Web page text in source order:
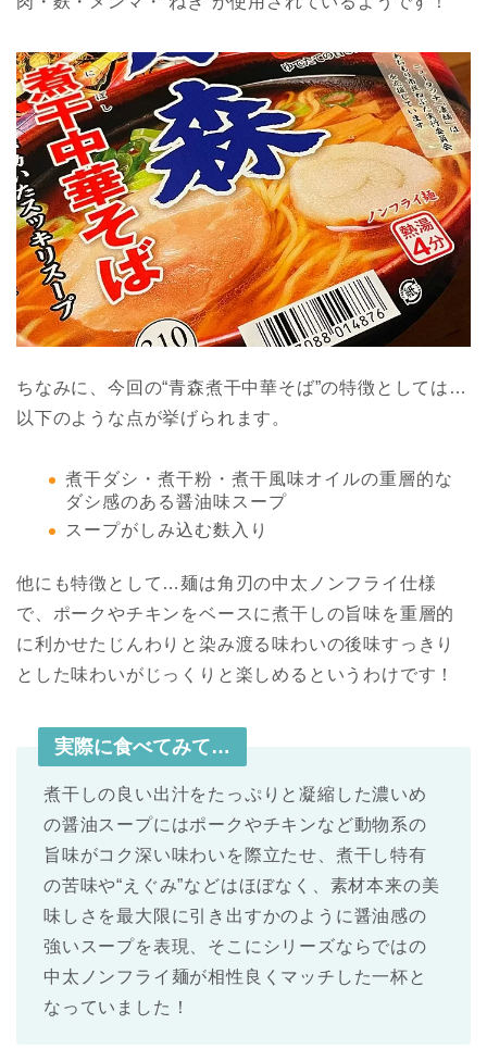
ちなみに、今回の“青森煮干中華そば”の特徴としては…
以下のような点が挙げられます。
煮干ダシ・煮干粉・煮干風味オイルの重層的な
ダシ感のある醤油味スープ
スープがしみ込む麩入り
他にも特徴として…麺は角刃の中太ノンフライ仕様
で、ポークやチキンをベースに煮干しの旨味を重層的
に利かせたじんわりと染み渡る味わいの後味すっきり
とした味わいがじっくりと楽しめるというわけです！
実際に食べてみて…
煮干しの良い出汁をたっぷりと凝縮した濃いめ
の醤油スープにはポークやチキンなど動物系の
旨味がコク深い味わいを際立たせ、煮干し特有
の苦味や“えぐみ”などはほぼなく、素材本来の美
味しさを最大限に引き出すかのように醤油感の
強いスープを表現、そこにシリーズならではの
中太ノンフライ麺が相性良くマッチした一杯と
なっていました！